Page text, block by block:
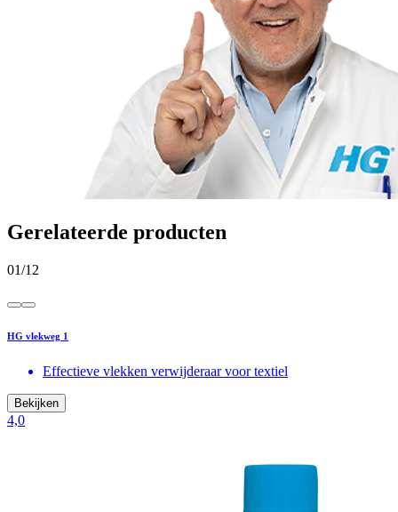
Gerelateerde producten
01/12
HG vlekweg 1
Effectieve vlekken verwijderaar voor textiel
Bekijken
4,0